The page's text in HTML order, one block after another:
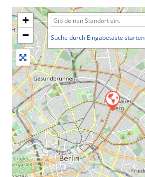
+
−
Suche durch Eingabetaste starten